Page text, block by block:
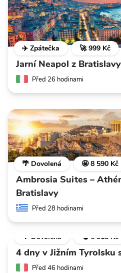
✈️ Zpátečka 🚀 999 Kč
Jarní Neapol z Bratislavy
Před 26 hodinami
🌴 Dovolená 🤩 8 590 Kč
Ambrosia Suites –
Bratislavy
Před 28 hodinami
🌴 Dovolená 💣 6 318 Kč
4 dny v Jižním Tyrolsku
Před 46 hodinami